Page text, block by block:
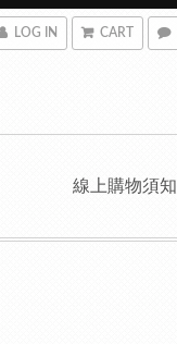
LOG IN CART
線上購物須知